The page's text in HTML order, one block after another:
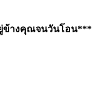
ข้างคุณจนวันโอน***